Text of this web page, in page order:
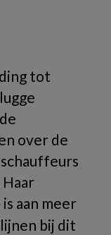
tot
over de
aan meer
bij dit